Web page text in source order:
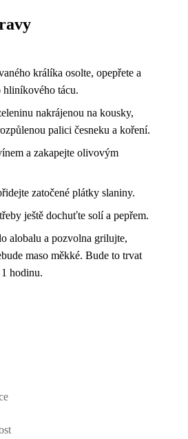
králíka osolte, opepřete a
hliníkového tácu.
nakrájenou na kousky,
palici česneku a koření.
a zakapejte olivovým
zatočené plátky slaniny.
ještě dochuťte solí a pepřem.
alobalu a pozvolna grilujte,
maso měkké. Bude to trvat
hodinu.